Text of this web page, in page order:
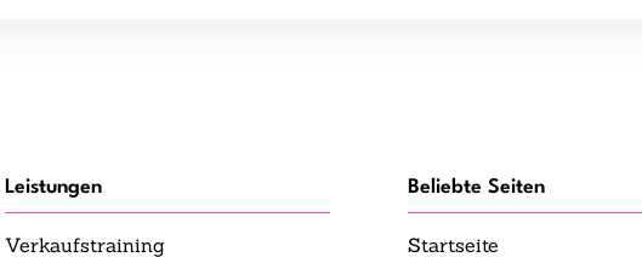
Leistungen
Verkaufstraining
Beliebte Seiten
Startseite